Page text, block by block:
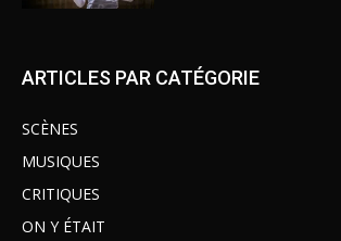
ARTICLES PAR CATÉGORIE
SCÈNES
MUSIQUES
CRITIQUES
ON Y ÉTAIT